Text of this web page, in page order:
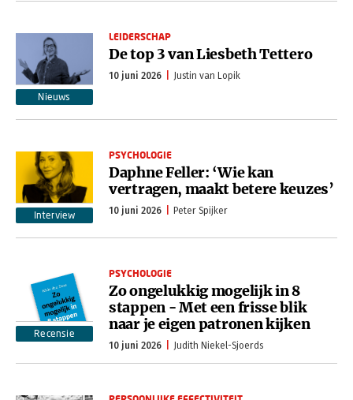
Nieuws
LEIDERSCHAP
De top 3 van Liesbeth Tettero
10 juni 2026 Justin van Lopik
Interview
PSYCHOLOGIE
Daphne Feller: ‘Wie kan
vertragen, maakt betere keuzes’
10 juni 2026 Peter Spijker
Recensie
PSYCHOLOGIE
Zo ongelukkig mogelijk in 8
stappen - Met een frisse blik
naar je eigen patronen kijken
10 juni 2026 Judith Niekel-Sjoerds